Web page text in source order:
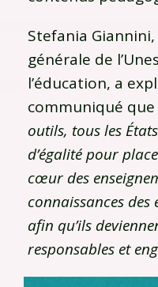
Stefania
générale de
l’éducation, a
communiqué que
outils, tous les
d’égalité pour
cœur des
connaissances des
afin qu’ils
responsables et